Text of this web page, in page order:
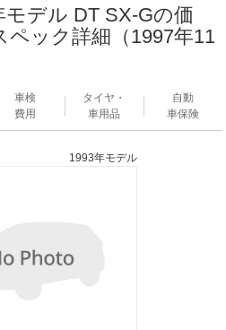
モデル DT SX-Gの価
ペック詳細（1997年11
車検
費用
タイヤ・
車用品
自動
車保険
1993年モデル